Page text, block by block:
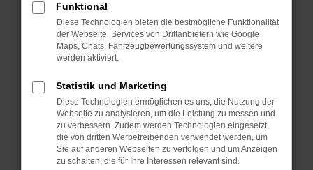
anderen Browser oder in einem privaten
Fenster?
Starte dein Gerät neu.
vorübergehende Probleme zu beheben.
Stelle sicher, dass dein Browser und dein
Betriebssystem auf dem neuesten Stand
sind.
Veraltete Software birgt nicht nur ein
Funktional
Diese Technologien bieten die bestmögliche Funktionalität
der Webseite. Services von Drittanbietern wie Google
Maps, Chats, Fahrzeugbewertungssystem und weitere
werden aktiviert.
Statistik und Marketing
Diese Technologien ermöglichen es uns, die Nutzung der
Webseite zu analysieren, um die Leistung zu messen und
zu verbessern. Zudem werden Technologien eingesetzt,
die von dritten Werbetreibenden verwendet werden, um
Sie auf anderen Webseiten zu verfolgen und um Anzeigen
zu schalten, die für Ihre Interessen relevant sind.